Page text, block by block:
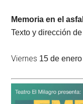
Memoria en el
Texto y dirección
Viernes 15 de enero